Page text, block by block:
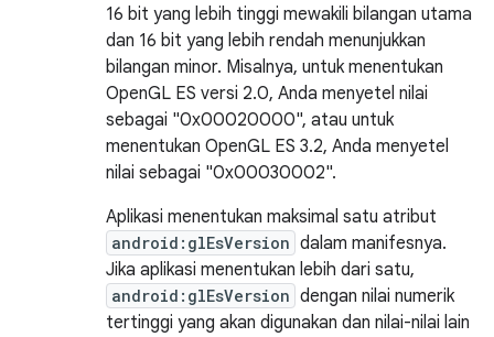
16 bit yang lebih tinggi mewakili bilangan utama
dan 16 bit yang lebih rendah menunjukkan
bilangan minor. Misalnya, untuk menentukan
OpenGL ES versi 2.0, Anda menyetel nilai
sebagai "0x00020000", atau untuk
menentukan OpenGL ES 3.2, Anda menyetel
nilai sebagai "0x00030002".
Aplikasi menentukan maksimal satu atribut
android:glEsVersion dalam manifesnya.
Jika aplikasi menentukan lebih dari satu,
android:glEsVersion dengan nilai numerik
tertinggi yang akan digunakan dan nilai-nilai lain